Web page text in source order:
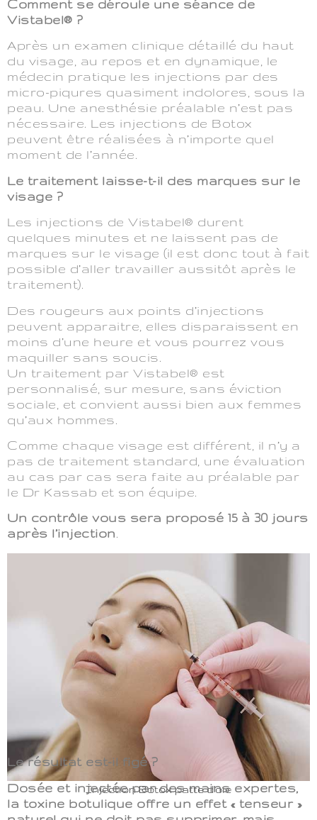
Comment se déroule une séance de
Vistabel® ?
Après un examen clinique détaillé du haut
du visage, au repos et en dynamique, le
médecin pratique les injections par des
micro-piqures quasiment indolores, sous la
peau. Une anesthésie préalable n’est pas
nécessaire. Les injections de Botox
peuvent être réalisées à n’importe quel
moment de l’année.
Le traitement laisse-t-il des marques sur le
visage ?
Les injections de Vistabel® durent
quelques minutes et ne laissent pas de
marques sur le visage (il est donc tout à fait
possible d’aller travailler aussitôt après le
traitement).
Des rougeurs aux points d’injections
peuvent apparaitre, elles disparaissent en
moins d’une heure et vous pourrez vous
maquiller sans soucis.
Un traitement par Vistabel® est
personnalisé, sur mesure, sans éviction
sociale, et convient aussi bien aux femmes
qu’aux hommes.
Comme chaque visage est différent, il n’y a
pas de traitement standard, une évaluation
au cas par cas sera faite au préalable par
le Dr Kassab et son équipe.
Un contrôle vous sera proposé 15 à 30 jours
après l’injection
obtenu, une retouche gratuite, vous sera
Injection Botox patte d'oie
Le résultat est-il figé ?
Dosée et injectée par des mains expertes,
la toxine botulique offre un effet « tenseur »